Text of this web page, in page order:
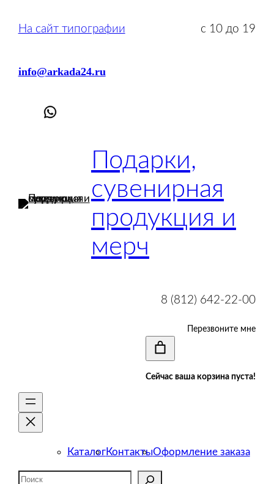
На сайт типографии с 10 до 19
info@arkada24.ru
Подарки,
сувенирная
продукция и
мерч
8 (812) 642-22-00
Перезвоните мне
Сейчас ваша корзина пуста!
КаталогКонтактыОформление заказа
Поиск